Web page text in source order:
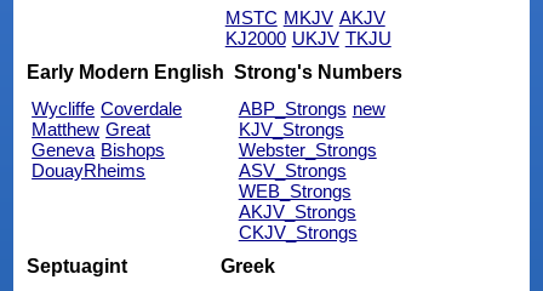
MSTC MKJV AKJV
KJ2000 UKJV TKJU
Early Modern English
Wycliffe Coverdale
Matthew Great
Geneva Bishops
DouayRheims
Strong's Numbers
ABP_Strongs new
KJV_Strongs
Webster_Strongs
ASV_Strongs
WEB_Strongs
AKJV_Strongs
CKJV_Strongs
Septuagint
Greek